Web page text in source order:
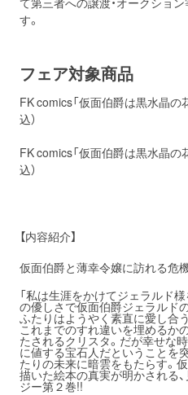
す。
フェア対象商品
FK comics「仮面伯爵は黒水晶
込）
FK comics「仮面伯爵は黒水晶
込）
【内容紹介】
仮面伯爵と薄幸令嬢に訪れる危
「私は生涯をかけてジェラルド
の優しさで仮面伯爵ジェラルド
ふたりはようやく素直に愛し合
これまでのすれ違いを埋めるか
たされるクリスタ。だが幸せな
に値する宝石人だということを
たりの未来に暗雲をもたらす。
描いた絵本の真実が明かされる
ジー第２巻!!